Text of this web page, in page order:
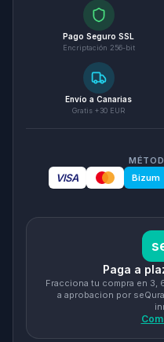
Pago Seguro SSL
Encriptación 256-bit
Envío a Canarias
Gratis +30 EUR
VISA Bizum
Paga a
Fracciona tu compra en 3,
a aprobacion por